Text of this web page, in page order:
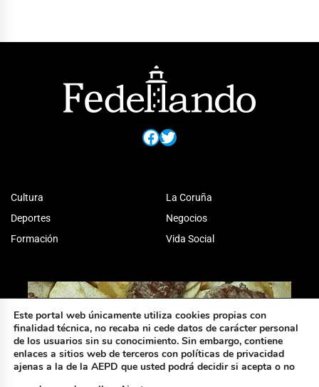
Facebook
Twitter
Cultura
Deportes
Formación
La Coruña
Negocios
Vida Social
Este portal web únicamente utiliza cookies propias con
finalidad técnica, no recaba ni cede datos de carácter personal
de los usuarios sin su conocimiento. Sin embargo, contiene
enlaces a sitios web de terceros con políticas de privacidad
ajenas a la de la AEPD que usted podrá decidir si acepta o no